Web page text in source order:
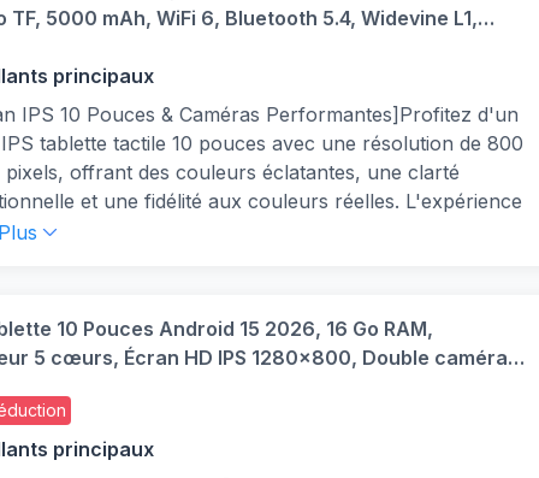
TF, 5000 mAh, WiFi 6, Bluetooth 5.4, Widevine L1,
avec Clavier et Souris, Noir
principaux
IPS 10 Pouces & Caméras Performantes]Profitez d'un
tablette tactile 10 pouces avec une résolution de 800
pixels, offrant des couleurs éclatantes, une clarté
et une fidélité aux couleurs réelles. L'expérience
immersive est parfaite pour regarder des films, lire ou
L'écran tactile avec filtre anti-lumière bleue réduit le
et protège vos yeux contre la fatigue, même après
prolongée.
6 & Bluetooth 5.4 pour une Connectivité Stable】
tablette profitez d'une connectivité rapide et stable
Wi-Fi 6 compatible avec la double bande (5 GHz/2,4
10 Pouces Android 15 2026, 16 Go RAM,
5 cœurs, Écran HD IPS 1280x800, Double caméra,
Bluetooth 5.4, Batterie 5000mAh, Certifiée GMS
principaux